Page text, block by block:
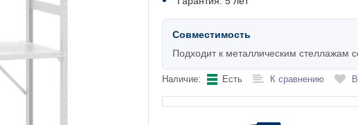
Совместимость
Подходит к металлическим стеллажам
Наличие: Есть К сравнению